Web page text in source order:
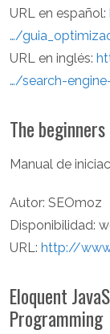
URL en español:
…/
URL en inglés:
…/search-
The
Manual de
Autor: SEOmoz
Disponibilidad:
URL: http://
Eloquent
Programming